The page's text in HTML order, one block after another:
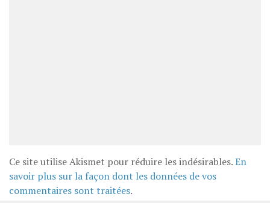
Ce site utilise Akismet pour réduire les indésirables.En
savoir plus sur la façon dont les données de vos
commentaires sont traitées.